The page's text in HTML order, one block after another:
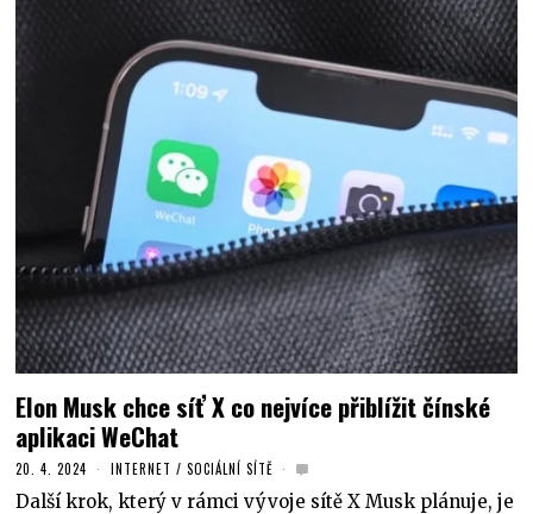
Elon Musk chce síť X co nejvíce přiblížit čínské
aplikaci WeChat
20. 4. 2024 INTERNET / SOCIÁLNÍ SÍTĚ
Další krok, který v rámci vývoje sítě X Musk plánuje, je